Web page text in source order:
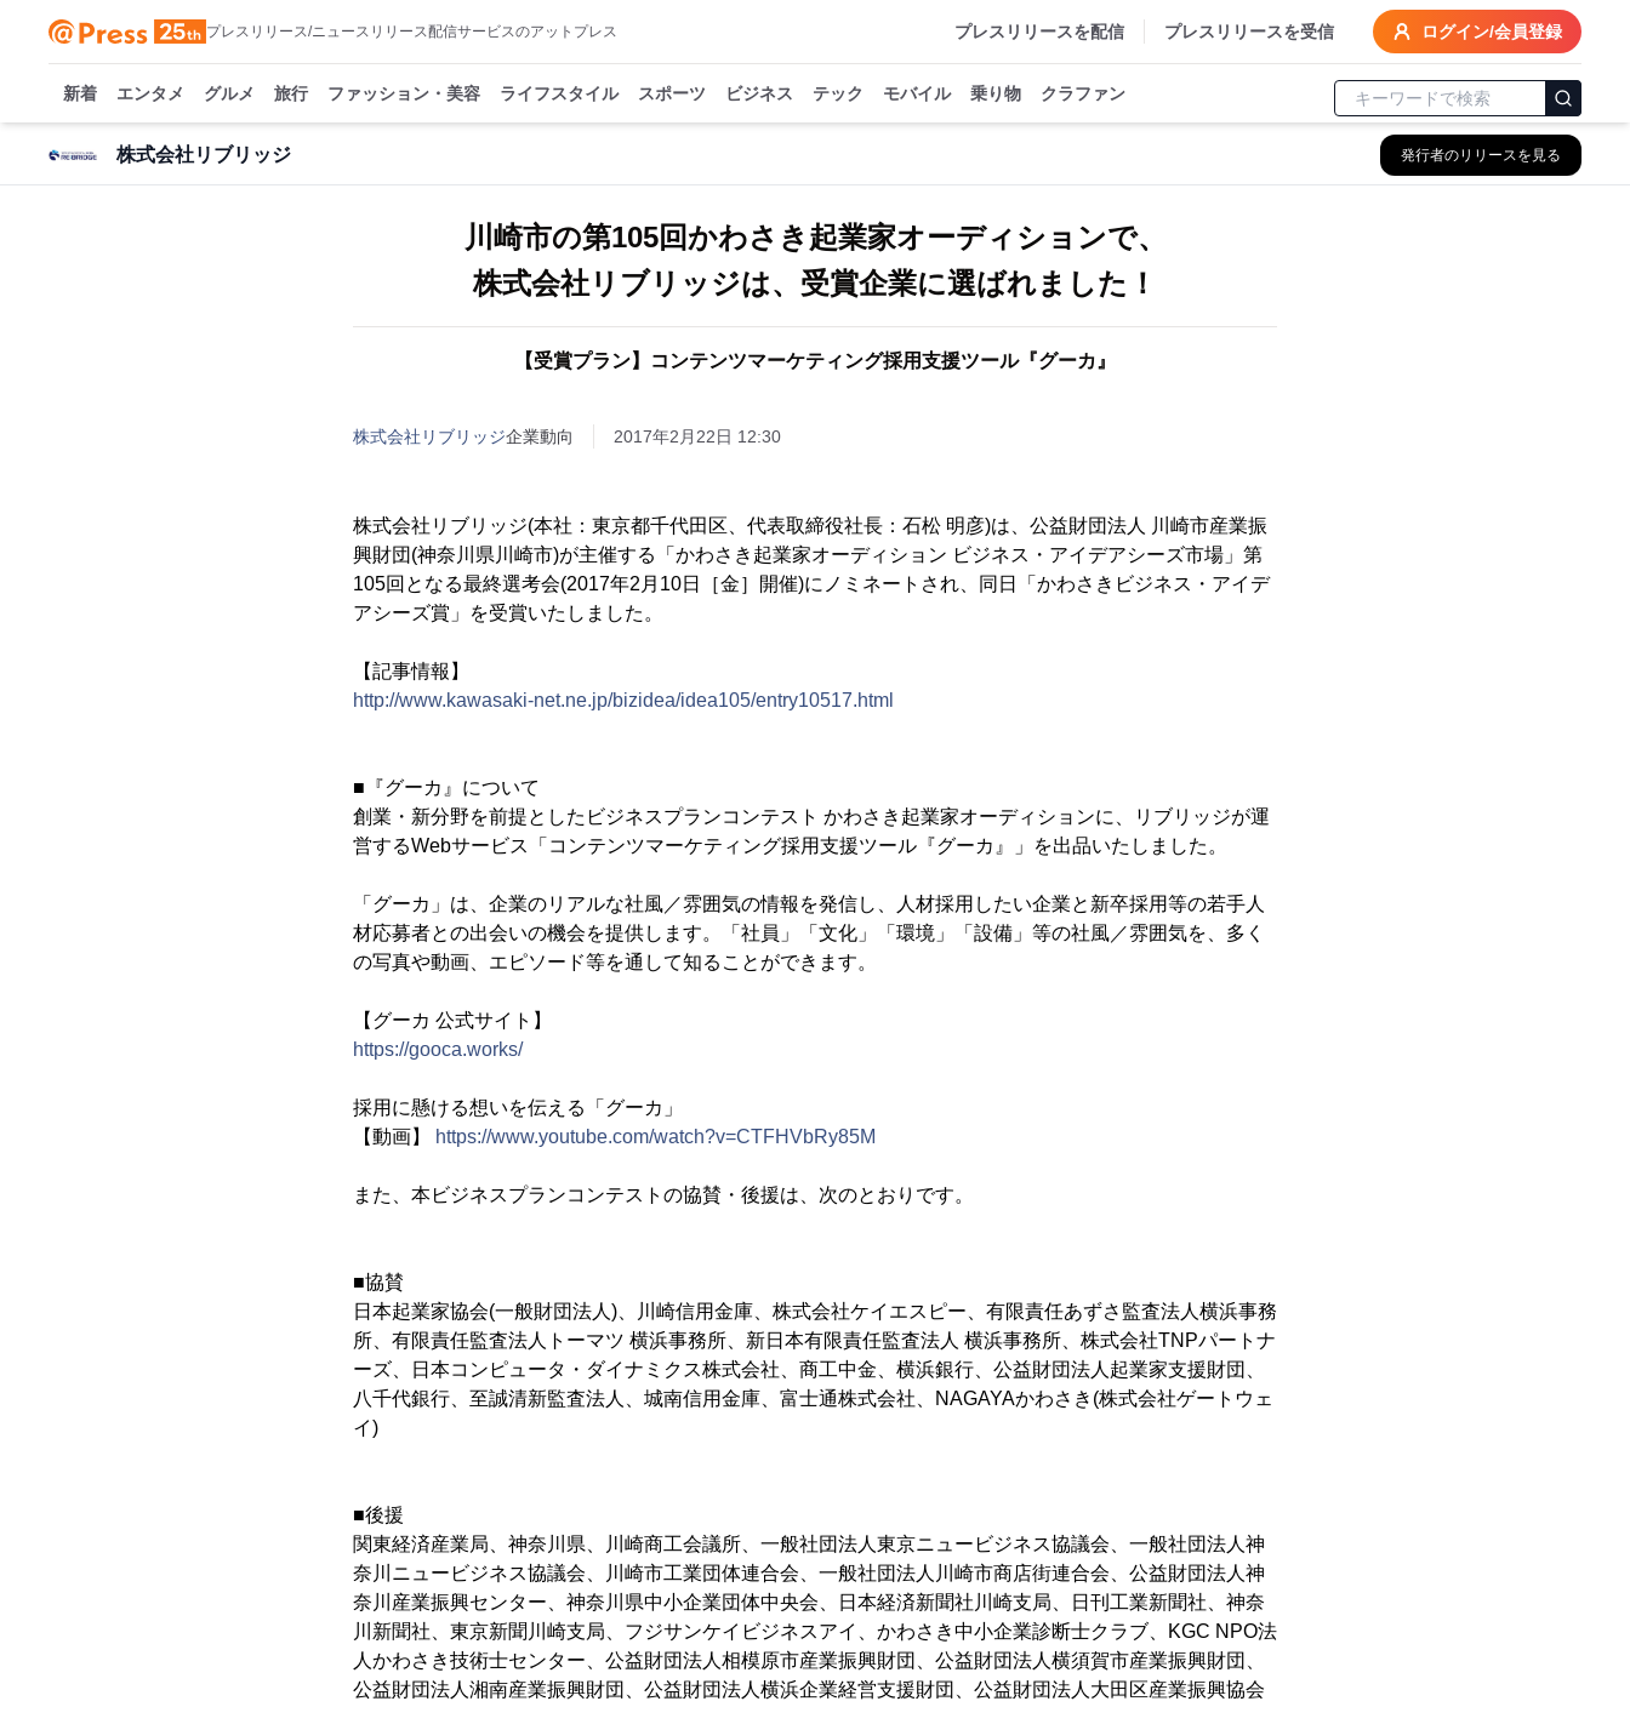
プレスリリース/ニュースリリース配信サービスのアットプレス プレスリリースを配信 プレスリリースを受信 ログイン/会員登録
新着 エンタメ グルメ 旅行 ファッション・美容 ライフスタイル スポーツ ビジネス テック モバイル 乗り物 クラファン
株式会社リブリッジ 発行者のリリースを見る
川崎市の第105回かわさき起業家オーディションで、
株式会社リブリッジは、受賞企業に選ばれました！
【受賞プラン】コンテンツマーケティング採用支援ツール『グーカ』
株式会社リブリッジ企業動向 2017年2月22日 12:30
株式会社リブリッジ(本社：東京都千代田区、代表取締役社長：石松 明彦)は、公益財団法人 川崎市産業振
興財団(神奈川県川崎市)が主催する「かわさき起業家オーディション ビジネス・アイデアシーズ市場」第
105回となる最終選考会(2017年2月10日［金］開催)にノミネートされ、同日「かわさきビジネス・アイデ
アシーズ賞」を受賞いたしました。
【記事情報】
http://www.kawasaki-net.ne.jp/bizidea/idea105/entry10517.html
■『グーカ』について
創業・新分野を前提としたビジネスプランコンテスト かわさき起業家オーディションに、リブリッジが運
営するWebサービス「コンテンツマーケティング採用支援ツール『グーカ』」を出品いたしました。
「グーカ」は、企業のリアルな社風／雰囲気の情報を発信し、人材採用したい企業と新卒採用等の若手人
材応募者との出会いの機会を提供します。「社員」「文化」「環境」「設備」等の社風／雰囲気を、多く
の写真や動画、エピソード等を通して知ることができます。
【グーカ 公式サイト】
https://gooca.works/
採用に懸ける想いを伝える「グーカ」
【動画】
https://www.youtube.com/watch?v=CTFHVbRy85M
また、本ビジネスプランコンテストの協賛・後援は、次のとおりです。
■協賛
日本起業家協会(一般財団法人)、川崎信用金庫、株式会社ケイエスピー、有限責任あずさ監査法人横浜事務
所、有限責任監査法人トーマツ 横浜事務所、新日本有限責任監査法人 横浜事務所、株式会社TNPパートナ
ーズ、日本コンピュータ・ダイナミクス株式会社、商工中金、横浜銀行、公益財団法人起業家支援財団、
八千代銀行、至誠清新監査法人、城南信用金庫、富士通株式会社、NAGAYAかわさき(株式会社ゲートウェ
イ)
■後援
関東経済産業局、神奈川県、川崎商工会議所、一般社団法人東京ニュービジネス協議会、一般社団法人神
奈川ニュービジネス協議会、川崎市工業団体連合会、一般社団法人川崎市商店街連合会、公益財団法人神
奈川産業振興センター、神奈川県中小企業団体中央会、日本経済新聞社川崎支局、日刊工業新聞社、神奈
川新聞社、東京新聞川崎支局、フジサンケイビジネスアイ、かわさき中小企業診断士クラブ、KGC NPO法
人かわさき技術士センター、公益財団法人相模原市産業振興財団、公益財団法人横須賀市産業振興財団、
公益財団法人湘南産業振興財団、公益財団法人横浜企業経営支援財団、公益財団法人大田区産業振興協会